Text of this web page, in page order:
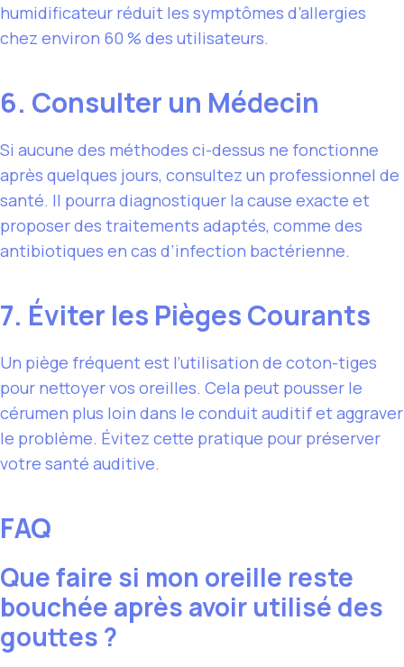
humidificateur réduit les symptômes d’allergies
chez environ 60 % des utilisateurs.
6. Consulter un Médecin
Si aucune des méthodes ci-dessus ne fonctionne
après quelques jours, consultez un professionnel de
santé. Il pourra diagnostiquer la cause exacte et
proposer des traitements adaptés, comme des
antibiotiques en cas d’infection bactérienne.
7. Éviter les Pièges Courants
Un piège fréquent est l’utilisation de coton-tiges
pour nettoyer vos oreilles. Cela peut pousser le
cérumen plus loin dans le conduit auditif et aggraver
le problème. Évitez cette pratique pour préserver
votre santé auditive.
FAQ
Que faire si mon oreille reste
bouchée après avoir utilisé des
gouttes ?